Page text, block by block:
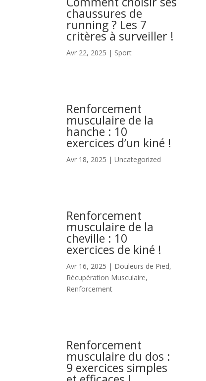
chaussures de
running ? Les 7
critères à surveiller !
Avr 22, 2025 | Sport
Renforcement
musculaire de la
hanche : 10
exercices d’un kiné !
Avr 18, 2025 |Uncategorized
Renforcement
musculaire de la
cheville : 10
exercices de kiné !
Avr 16, 2025 | Douleurs de Pied,
Récupération Musculaire,
Renforcement
Renforcement
musculaire du dos :
9 exercices simples